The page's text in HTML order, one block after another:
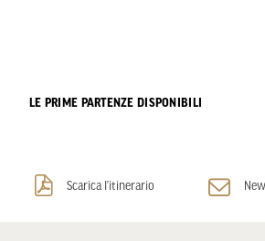
LE PRIME PARTENZE DISPONIBILI
Scarica l’itinerario